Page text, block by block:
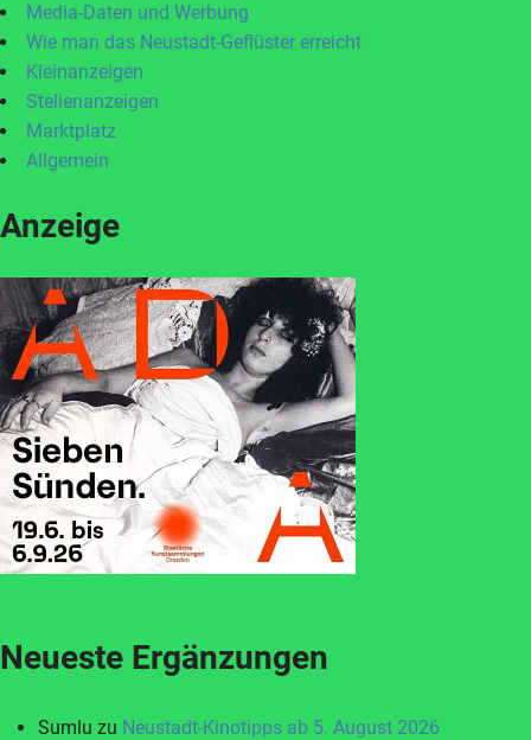
Media-Daten und Werbung
Wie man das Neustadt-Geflüster erreicht
Kleinanzeigen
Stellenanzeigen
Marktplatz
Allgemein
Anzeige
Neueste Ergänzungen
Sumlu zu Neustadt-Kinotipps ab 5. August 2026